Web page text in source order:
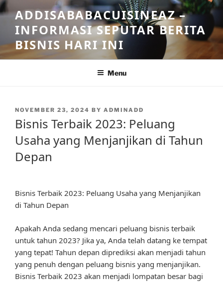
Skip
to
content
ADDISABABACUISINEAZ –
INFORMASI SEPUTAR BERITA
BISNIS HARI INI
Menu
POSTED
ON
NOVEMBER 23, 2024 BY ADMINADD
Bisnis Terbaik 2023: Peluang
Usaha yang Menjanjikan di Tahun
Depan
Bisnis Terbaik 2023: Peluang Usaha yang Menjanjikan
di Tahun Depan
Apakah Anda sedang mencari peluang bisnis terbaik
untuk tahun 2023? Jika ya, Anda telah datang ke tempat
yang tepat! Tahun depan diprediksi akan menjadi tahun
yang penuh dengan peluang bisnis yang menjanjikan.
Bisnis Terbaik 2023 akan menjadi lompatan besar bagi